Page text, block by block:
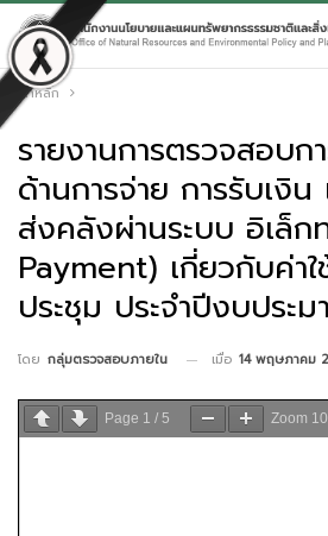
หน้าหลัก
รายงานการตรวจสอบก
ด้านการจ่าย การรับเงิน
ส่งคลังผ่านระบบ อิเล็
Payment) เกี่ยวกับค่าใ
ประชุม ประจำปีงบประ
โดย กลุ่มตรวจสอบภายใน เมื่อ 14 พฤษภาคม
Page 1 / 5 Zoom